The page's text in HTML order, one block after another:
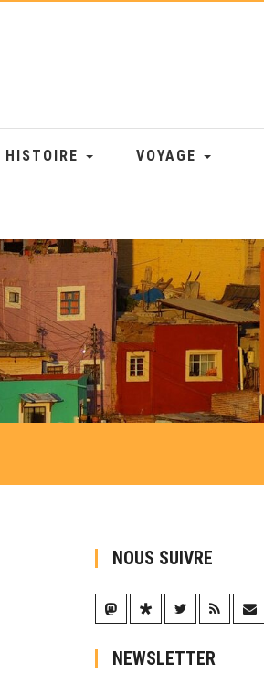
HISTOIRE VOYAGE
NOUS SUIVRE
NEWSLETTER